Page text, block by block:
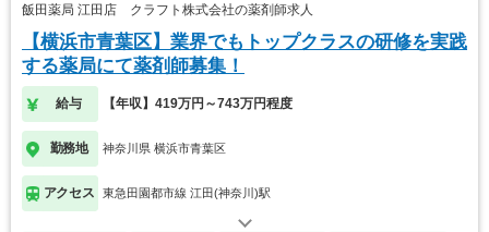
飯田薬局 江田店 クラフト株式会社の薬剤師求人
【横浜市青葉区】業界でもトップクラスの研修を実践
する薬局にて薬剤師募集！
給与 【年収】419万円～743万円程度
勤務地 神奈川県 横浜市青葉区
アクセス 東急田園都市線 江田(神奈川)駅